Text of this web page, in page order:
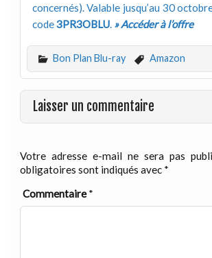
concernés). Valable jusqu’au 30
code3PR3OBLU. » Accéder à l’offre
Bon Plan Blu-ray Amazon
Laisser un commentaire
Votre adresse e-mail ne sera pas
obligatoires sont indiqués avec *
Commentaire*